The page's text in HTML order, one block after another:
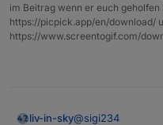
im Beitrag wenn er euch geholfen
https://picpick.app/en/download/
https://www.screentogif.com/
liv-in-sky@sigi234